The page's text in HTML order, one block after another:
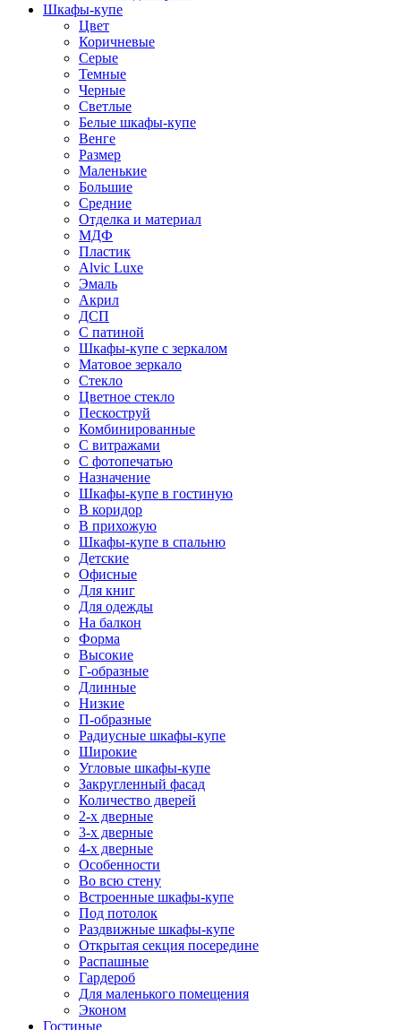
Шкафы-купе
Цвет
Коричневые
Серые
Темные
Черные
Светлые
Белые шкафы-купе
Венге
Размер
Маленькие
Большие
Средние
Отделка и материал
МДФ
Пластик
Alvic Luxe
Эмаль
Акрил
ДСП
С патиной
Шкафы-купе с зеркалом
Матовое зеркало
Стекло
Цветное стекло
Пескоструй
Комбинированные
С витражами
С фотопечатью
Назначение
Шкафы-купе в гостиную
В коридор
В прихожую
Шкафы-купе в спальню
Детские
Офисные
Для книг
Для одежды
На балкон
Форма
Высокие
Г-образные
Длинные
Низкие
П-образные
Радиусные шкафы-купе
Широкие
Угловые шкафы-купе
Закругленный фасад
Количество дверей
2-х дверные
3-х дверные
4-х дверные
Особенности
Во всю стену
Встроенные шкафы-купе
Под потолок
Раздвижные шкафы-купе
Открытая секция посередине
Распашные
Гардероб
Для маленького помещения
Эконом
Гостиные